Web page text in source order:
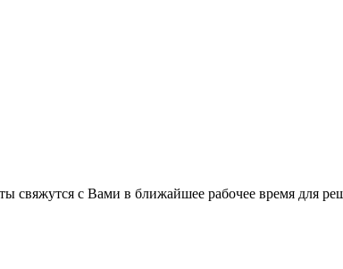
свяжутся с Вами в ближайшее рабочее время для